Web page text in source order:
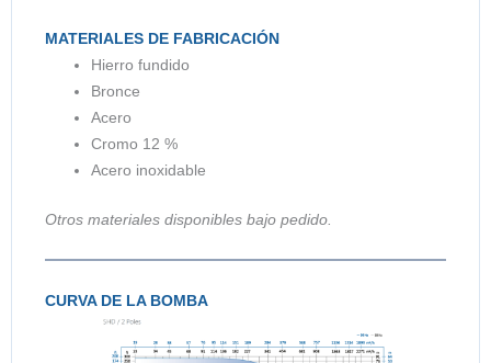
MATERIALES DE FABRICACIÓN
Hierro fundido
Bronce
Acero
Cromo 12 %
Acero inoxidable
Otros materiales disponibles bajo pedido.
CURVA DE LA BOMBA